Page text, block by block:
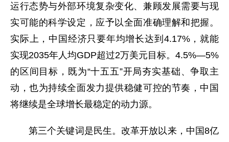
运行态势与外部环境复杂变化、兼顾发展需要与现
实可能的科学设定，应予以全面准确理解和把握。
实际上，中国经济只要年均增长达到4.17%，就能
实现2035年人均GDP超过2万美元目标。4.5%—5%
的区间目标，既为“十五五”开局夯实基础、争取主
动，也为持续全面发力提供稳健可控的节奏，中国
将继续是全球增长最稳定的动力源。
第三个关键词是民生。改革开放以来，中国8亿